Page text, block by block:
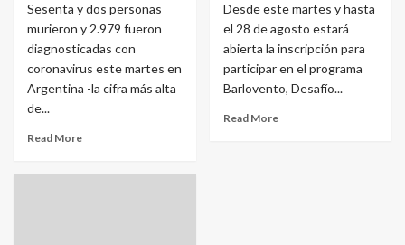
Sesenta y dos personas
murieron y 2.979 fueron
diagnosticadas con
coronavirus este martes en
Argentina -la cifra más alta
de...
Read More
Desde este martes y hasta
el 28 de agosto estará
abierta la inscripción para
participar en el programa
Barlovento, Desafío...
Read More